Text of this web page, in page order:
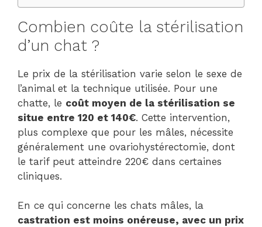
Combien coûte la stérilisation
d’un chat ?
Le prix de la stérilisation varie selon le sexe de
l’animal et la technique utilisée. Pour une
chatte, le coût moyen de la stérilisation se
situe entre 120 et 140€. Cette intervention,
plus complexe que pour les mâles, nécessite
généralement une ovariohystérectomie, dont
le tarif peut atteindre 220€ dans certaines
cliniques.
En ce qui concerne les chats mâles, la
castration est moins onéreuse, avec un prix